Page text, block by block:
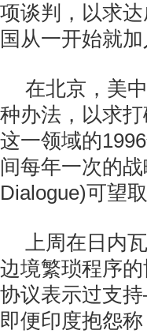
项谈判，以求
国从一开始就
在北京，美
种办法，以求
这一领域的
间每年一次的
Dialogue)可望
上周在日内
边境繁琐程序
协议表示过支
即便印度抱怨